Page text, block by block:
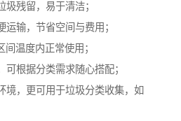
圾残留，易于清洁；
运输，节省空间与费用；
温度内正常使用；
可根据分类需求随心搭配；
境，更可用于垃圾分类收集，如